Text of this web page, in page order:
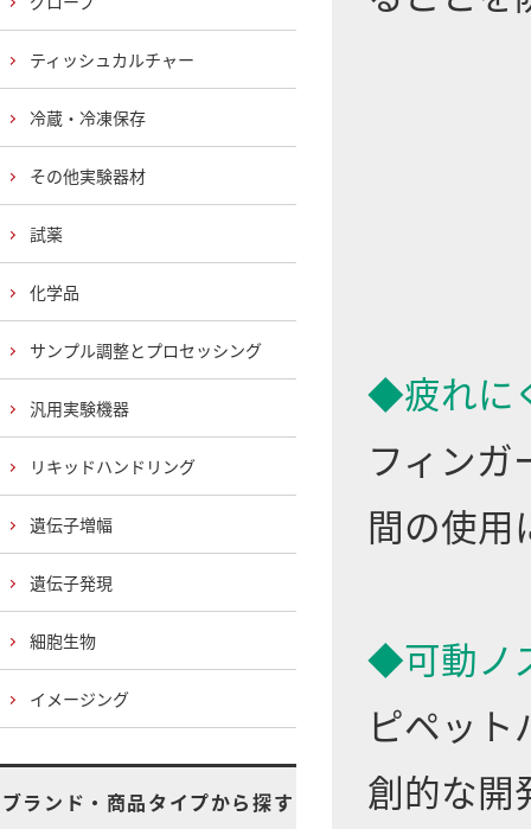
◆疲れに
フィン
間の使用
◆可動ノ
ピペッ
創的な開
ティッシュカルチャー
冷蔵・冷凍保存
その他実験器材
試薬
化学品
サンプル調整とプロセッシング
汎用実験機器
リキッドハンドリング
遺伝子増幅
遺伝子発現
細胞生物
イメージング
ブランド・商品タイプから探す